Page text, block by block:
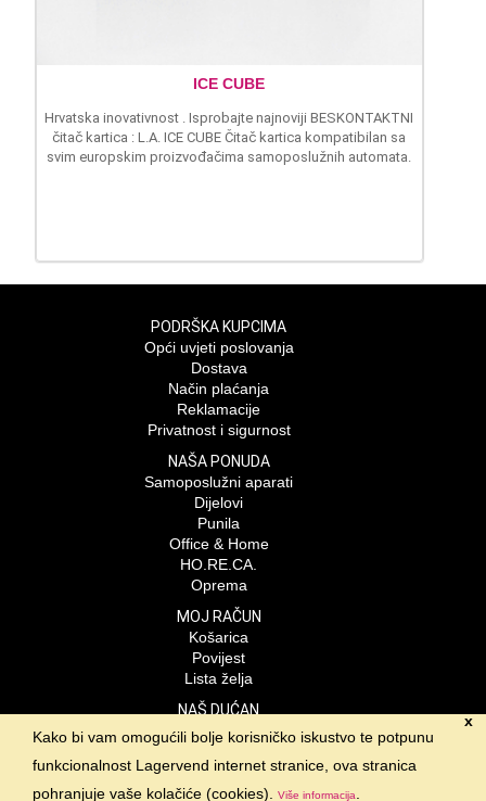
ICE CUBE
Hrvatska inovativnost . Isprobajte najnoviji BESKONTAKTNI
čitač kartica : L.A. ICE CUBE Čitač kartica kompatibilan sa
svim europskim proizvođačima samoposlužnih automata.
PODRŠKA KUPCIMA
Opći uvjeti poslovanja
Dostava
Način plaćanja
Reklamacije
Privatnost i sigurnost
NAŠA PONUDA
Samoposlužni aparati
Dijelovi
Punila
Office & Home
HO.RE.CA.
Oprema
MOJ RAČUN
Košarica
Povijest
Lista želja
NAŠ DUĆAN
Lagervend d.o.o.
Braće Radić 23- odvojak
Velika Gorica
01-6235-806
x
Kako bi vam omogućili bolje korisničko iskustvo te potpunu
funkcionalnost Lagervend internet stranice, ova stranica
pohranjuje vaše kolačiće (cookies).
Više informacija